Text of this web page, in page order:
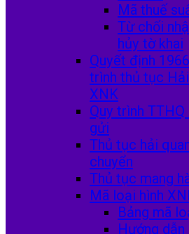
Mã thuế
Từ chối
hủy tờ khai
Quyết định
trình thủ tục
XNK
Quy trình
gửi
Thủ tục hải
chuyển
Thủ tục mang
Mã loại hình
Bảng mã
Hướng